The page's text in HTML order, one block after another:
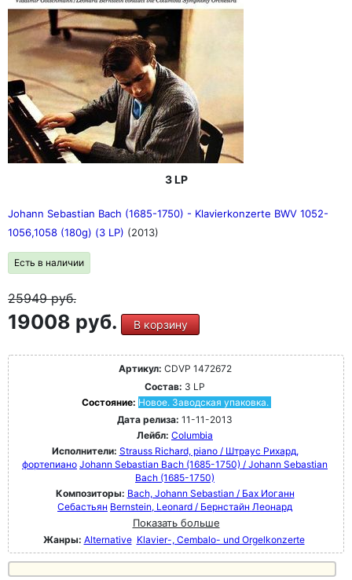
3 LP
Johann Sebastian Bach (1685-1750) - Klavierkonzerte BWV 1052-
1056,1058 (180g) (3 LP) (2013)
Есть в наличии
25949руб.
19008 руб. В корзину
Артикул: CDVP 1472672
Состав: 3 LP
Состояние: Новое. Заводская упаковка.
Дата релиза: 11-11-2013
Лейбл: Columbia
Исполнители: Strauss Richard, piano / Штраус Рихард,
фортепиано Johann Sebastian Bach (1685-1750) / Johann Sebastian
Bach (1685-1750)
Композиторы: Bach, Johann Sebastian / Бах Иоганн
Себастьян Bernstein, Leonard / Бернстайн Леонард
Показать больше
Жанры: Alternative Klavier-, Cembalo- und Orgelkonzerte